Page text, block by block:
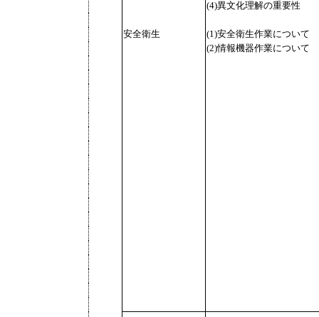
(4)異文化理解の重要性
安全衛生
(1)安全衛生作業について
(2)情報機器作業について